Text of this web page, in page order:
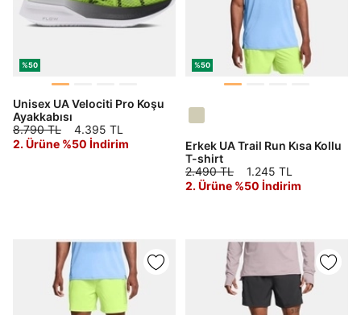
%50
Unisex UA Velociti Pro Koşu
Ayakkabısı
8.790 TL
4.395 TL
2. Ürüne %50 İndirim
%50
Erkek UA Trail Run Kısa Kollu
T-shirt
2.490 TL
1.245 TL
2. Ürüne %50 İndirim